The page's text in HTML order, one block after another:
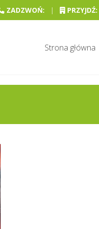
ZADZWOŃ: | PRZYJDŹ:
Strona główna